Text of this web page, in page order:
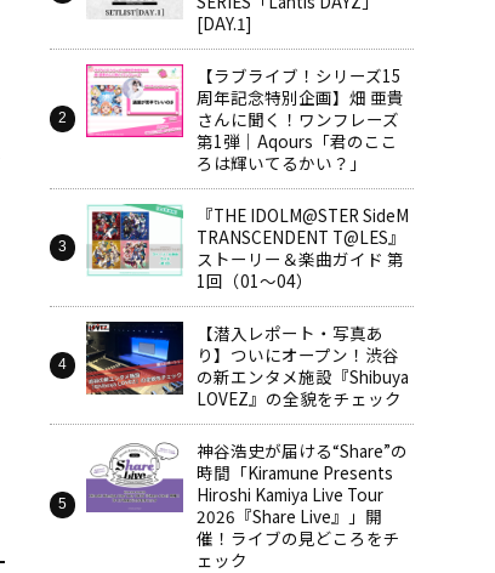
[DAY.1]
【ラブライブ！シリーズ15
周年記念特別企画】畑 亜貴
さんに聞く！ワンフレーズ
第1弾｜Aqours「君のここ
ろは輝いてるかい？」
『THE IDOLM@STER SideM
TRANSCENDENT T@LES』
ストーリー＆楽曲ガイド 第
1回（01～04）
【潜入レポート・写真あ
り】ついにオープン！渋谷
の新エンタメ施設『Shibuya
LOVEZ』の全貌をチェック
神谷浩史が届ける“Share”の
時間――「Kiramune Presents
Hiroshi Kamiya Live Tour
2026『Share Live』」開
催！ライブの見どころをチ
ェック